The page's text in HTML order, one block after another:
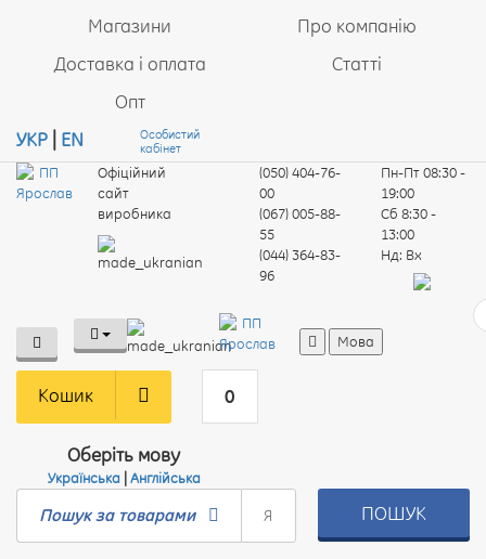
Магазини
Про компанію
Доставка і оплата
Статті
Опт
УКР
EN
Особистий
кабінет
Офіційний
сайт
виробника
(050) 404-76-
00
(067) 005-88-
55
(044) 364-83-
96
Пн-Пт08:30 -
19:00
Сб 8:30 -
13:00
Нд: Вх
Мова
Пошук за товарами ПОШУК
Кошик 0
Оберіть мову
Українська| Англійська